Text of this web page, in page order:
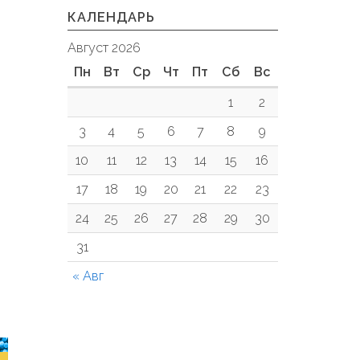
КАЛЕНДАРЬ
Август 2026
Пн
Вт Ср Чт Пт Сб Вс
« Авг
1
2
3
4 5 6 7 8
9
10
11 12 13 14 15
16
17
18 19 20 21 22
23
24
25 26 27 28 29
30
31